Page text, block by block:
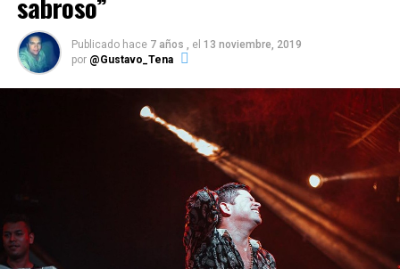
Publicado hace 7 años , el 13 noviembre, 2019
por @Gustavo_Tena